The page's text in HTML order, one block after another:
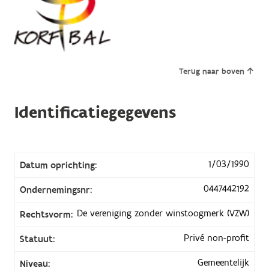
Terug naar boven
Identificatiegegevens
Datum oprichting: 1/03/1990
Ondernemingsnr: 0447442192
Rechtsvorm: De vereniging zonder winstoogmerk (VZW)
Statuut: Privé non-profit
Niveau: Gemeentelijk